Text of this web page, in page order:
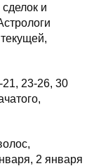
и
23-26, 30
2 января